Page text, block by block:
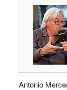
Antonio